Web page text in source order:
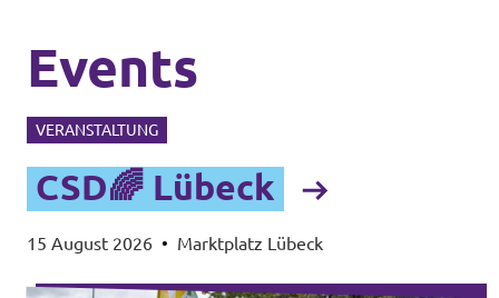
Events
VERANSTALTUNG
CSD🌈 Lübeck
15 August 2026 • Marktplatz Lübeck